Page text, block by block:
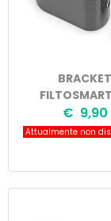
BRACKET
€ 9,90
Attualmente non